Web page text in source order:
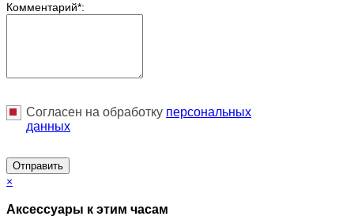
Комментарий*:
Согласен на обработку персональныx
данных
Отправить
×
Аксессуары к этим часам